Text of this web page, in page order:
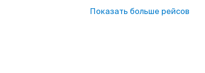
Показать больше рейсов